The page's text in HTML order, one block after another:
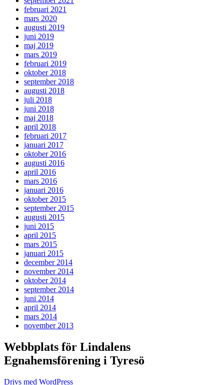
februari 2021
mars 2020
augusti 2019
juni 2019
maj 2019
mars 2019
februari 2019
oktober 2018
september 2018
augusti 2018
juli 2018
juni 2018
maj 2018
april 2018
februari 2017
januari 2017
oktober 2016
augusti 2016
april 2016
mars 2016
januari 2016
oktober 2015
september 2015
augusti 2015
juni 2015
april 2015
mars 2015
januari 2015
december 2014
november 2014
oktober 2014
september 2014
juni 2014
april 2014
mars 2014
november 2013
Webbplats för Lindalens
Egnahemsförening i Tyresö
Drivs med WordPress